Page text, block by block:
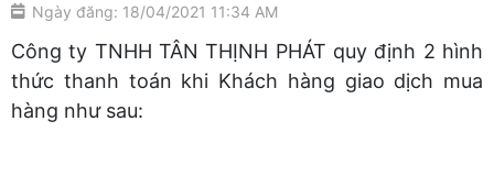
Ngày đăng: 18/04/2021 11:34 AM
Công ty TNHH TÂN THỊNH PHÁT quy định 2 hình
thức thanh toán khi Khách hàng giao dịch mua
hàng như sau: